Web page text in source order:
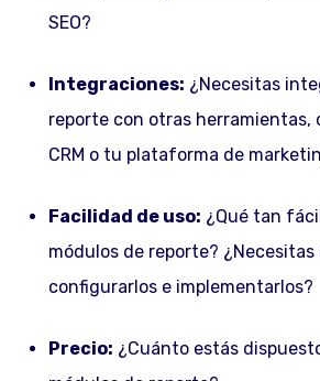
SEO?
Integraciones: ¿Necesitas
reporte con otras herramientas,
CRM o tu plataforma de
Facilidad de uso: ¿Qué tan
módulos de reporte? ¿Necesitas
configurarlos e implementarlos?
Precio: ¿Cuánto estás